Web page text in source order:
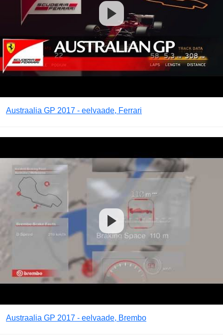
Austraalia GP 2017 - eelvaade, Ferrari
Austraalia GP 2017 - eelvaade, Brembo